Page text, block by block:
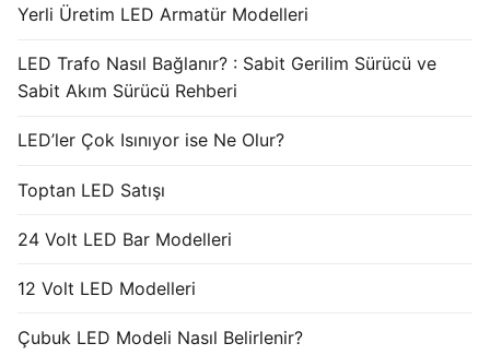
Yerli Üretim LED Armatür Modelleri
LED Trafo Nasıl Bağlanır? : Sabit Gerilim Sürücü ve
Sabit Akım Sürücü Rehberi
LED’ler Çok Isınıyor ise Ne Olur?
Toptan LED Satışı
24 Volt LED Bar Modelleri
12 Volt LED Modelleri
Çubuk LED Modeli Nasıl Belirlenir?